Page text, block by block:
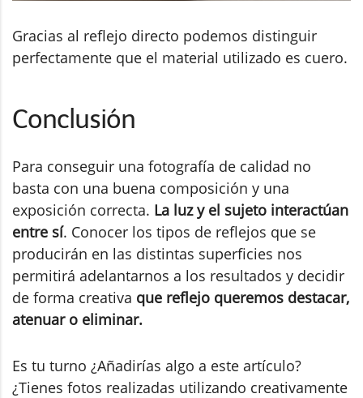
Gracias al reflejo directo podemos distinguir
perfectamente que el material utilizado es cuero.
Conclusión
Para conseguir una fotografía de calidad no
basta con una buena composición y una
exposición correcta. La luz y el sujeto interactúan
entre sí. Conocer los tipos de reflejos que se
producirán en las distintas superficies nos
permitirá adelantarnos a los resultados y decidir
de forma creativa que reflejo queremos destacar,
atenuar o eliminar.
Es tu turno ¿Añadirías algo a este artículo?
¿Tienes fotos realizadas utilizando creativamente